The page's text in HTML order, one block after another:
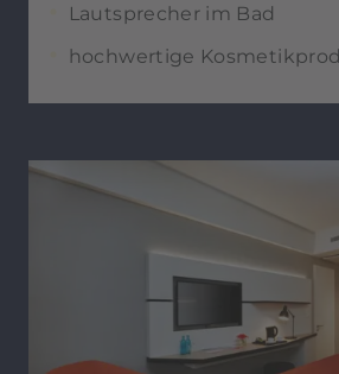
Lautsprecher im Bad
hochwertige